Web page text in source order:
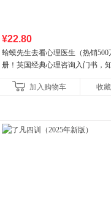
¥22.80
蛤蟆先生去看心理医生（热销500
册！英国经典心理咨询入门书，
加入购物车
收藏